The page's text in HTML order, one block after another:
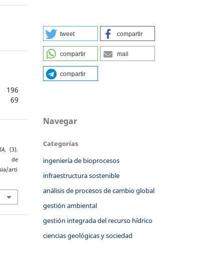
196
69
, (3).
de
arti
tweet compartir
compartir mail
compartir
Navegar
Categorías
ingeniería de bioprocesos
infraestructura sostenible
análisis de procesos de cambio global
gestión ambiental
gestión integrada del recurso hídrico
ciencias geológicas y sociedad